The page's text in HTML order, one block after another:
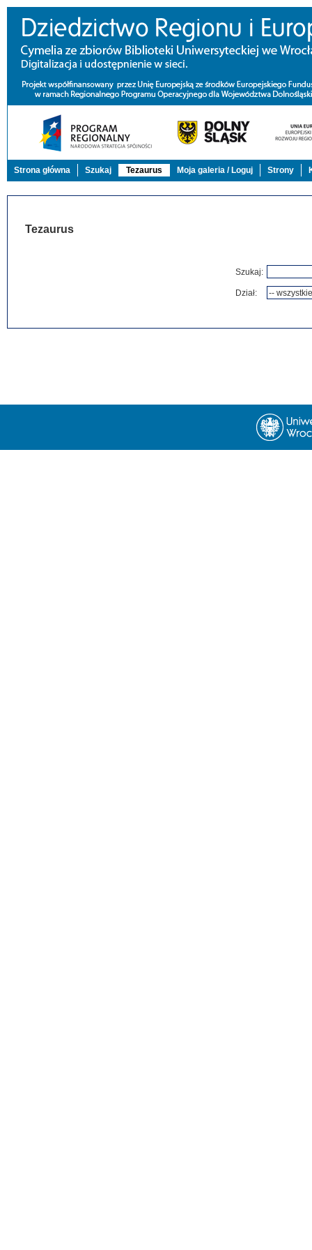
Strona główna Szukaj Tezaurus Moja galeria / Loguj Strony
Tezaurus
Szukaj:
Dział: